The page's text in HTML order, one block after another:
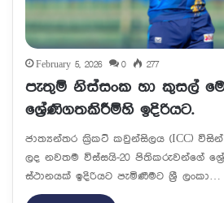
February 5, 2026 0 277
පැතුම් නිස්සංක හා කුසල්
ශ්‍රේණිගතකිරීම්හි ඉදිරියට.
ජාත්‍යන්තර ක්‍රිකට් කවුන්සිලය (ICC)
ලද නවතම විස්සයි-20 පිතිකරුවන්ගේ
ස්ථානයක් ඉදිරියට පැමිණීමට ශ්‍රී ලංකා…